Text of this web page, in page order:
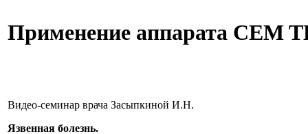
Применение аппарата CEM
Видео-семинар врача Засыпкиной И.Н.
Язвенная болезнь.